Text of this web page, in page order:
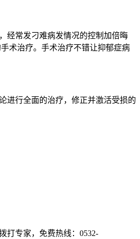
经常发刁难病发情况的控制加倍晦
术治疗。手术治疗不错让抑郁症病
行全面的治疗，修正并激活受损的
打专家，免费热线：0532-